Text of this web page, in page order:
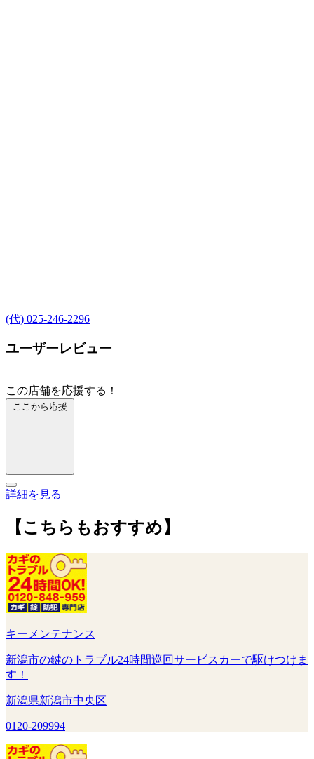
(代) 025-246-2296
ユーザーレビュー
この店舗を応援する！
ここから応援
詳細を見る
【こちらもおすすめ】
キーメンテナンス
新潟市の鍵のトラブル24時間巡回サービスカーで駆けつけま
す！
新潟県新潟市中央区
0120-209994